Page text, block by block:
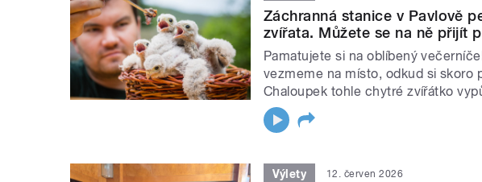
Záchranná stanice v Pavlově
zvířata. Můžete se na ně přijít
Pamatujete si na oblíbený
vezmeme na místo, odkud si skoro
Chaloupek tohle chytré zvířátko
Výlety 12. červen 2026